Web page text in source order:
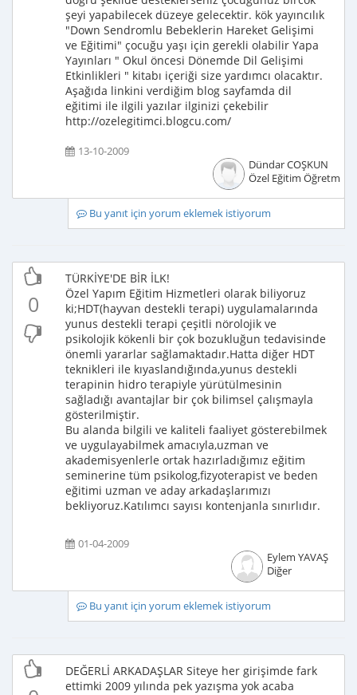
şeyi yapabilecek düzeye gelecektir. kök yayıncılık
"Down Sendromlu Bebeklerin Hareket Gelişimi
ve Eğitimi" çocuğu yaşı için gerekli olabilir Yapa
Yayınları " Okul öncesi Dönemde Dil Gelişimi
Etkinlikleri " kitabı içeriği size yardımcı olacaktır.
Aşağıda linkini verdiğim blog sayfamda dil
eğitimi ile ilgili yazılar ilginizi çekebilir
http://ozelegitimci.blogcu.com/
13-10-2009
Dündar COŞKUN
Özel Eğitim Öğretmeni
Bu yanıt için yorum eklemek istiyorum
0
TÜRKİYE'DE BİR İLK!
Özel Yapım Eğitim Hizmetleri olarak biliyoruz
ki;HDT(hayvan destekli terapi) uygulamalarında
yunus destekli terapi çeşitli nörolojik ve
psikolojik kökenli bir çok bozukluğun tedavisinde
önemli yararlar sağlamaktadır.Hatta diğer HDT
teknikleri ile kıyaslandığında,yunus destekli
terapinin hidro terapiyle yürütülmesinin
sağladığı avantajlar bir çok bilimsel çalışmayla
gösterilmiştir.
Bu alanda bilgili ve kaliteli faaliyet gösterebilmek
ve uygulayabilmek amacıyla,uzman ve
akademisyenlerle ortak hazırladığımız eğitim
seminerine tüm psikolog,fizyoterapist ve beden
eğitimi uzman ve aday arkadaşlarımızı
bekliyoruz.Katılımcı sayısı kontenjanla sınırlıdır.
01-04-2009
Eylem YAVAŞ
Diğer
Bu yanıt için yorum eklemek istiyorum
DEĞERLİ ARKADAŞLAR Siteye her girişimde fark
ettimki 2009 yılında pek yazışma yok acaba